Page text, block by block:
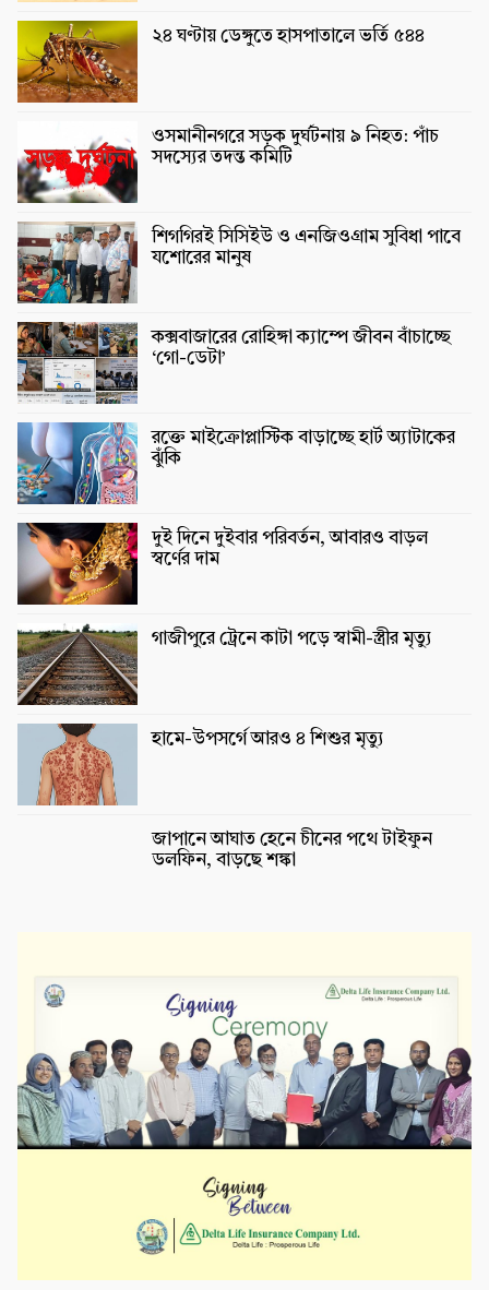
২৪ ঘণ্টায় ডেঙ্গুতে হাসপাতালে ভর্তি ৫৪৪
ওসমানীনগরে সড়ক দুর্ঘটনায় ৯ নিহত: পাঁচ
সদস্যের তদন্ত কমিটি
শিগগিরই সিসিইউ ও এনজিওগ্রাম সুবিধা পাবে
যশোরের মানুষ
কক্সবাজারের রোহিঙ্গা ক্যাম্পে জীবন বাঁচাচ্ছে
‘গো-ডেটা’
রক্তে মাইক্রোপ্লাস্টিক বাড়াচ্ছে হার্ট অ্যাটাকের
ঝুঁকি
দুই দিনে দুইবার পরিবর্তন, আবারও বাড়ল
স্বর্ণের দাম
গাজীপুরে ট্রেনে কাটা পড়ে স্বামী-স্ত্রীর মৃত্যু
হামে-উপসর্গে আরও ৪ শিশুর মৃত্যু
জাপানে আঘাত হেনে চীনের পথে টাইফুন
ডলফিন, বাড়ছে শঙ্কা